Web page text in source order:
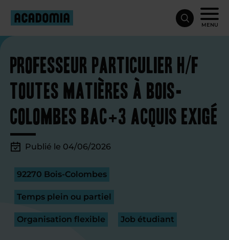
MENU
Professeur particulier H/F
toutes matières à Bois-
Colombes Bac+3 acquis exigé
Publié le 04/06/2026
92270 Bois-Colombes
Temps plein ou partiel
Organisation flexible Job étudiant